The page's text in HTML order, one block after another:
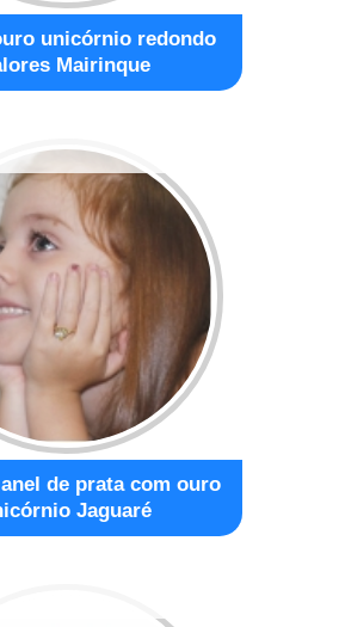
unicórnio redondo
Mairinque
de prata com ouro
Jaguaré